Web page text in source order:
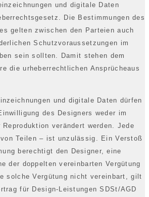
und digitale Daten
Die Bestimmungen des
gelten zwischen den Parteien auch
Schutzvoraussetzungen im
sein sollten. Damit stehen dem
die urheberrechtlichen Ansprücheaus
und digitale Daten dürfen
des Designers weder im
verändert werden. Jede
von Teilen – ist unzulässig. Ein Verstoß
berechtigt den Designer, eine
der doppelten vereinbarten Vergütung
solche Vergütung nicht vereinbart, gilt
für Design-Leistungen SDSt/AGD